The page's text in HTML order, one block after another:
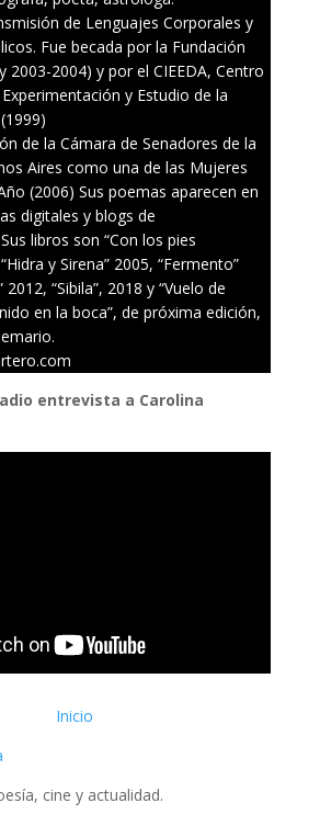
de Lenguajes Corporales y
Fue becada por la Fundación
2003-2004) y por el CIEEDA, Centro
y Estudio de la
de la Cámara de Senadores de la
Aires como una de las Mujeres
(2006) Sus poemas aparecen en
digitales y blogs de
libros son “Con los pies
y Sirena” 2005, “Fermento”
2012, “Sibila”, 2018 y “Vuelo de
en la boca”, de próxima edición,
entrevista a Carolina
Inicio
cine y actualidad.